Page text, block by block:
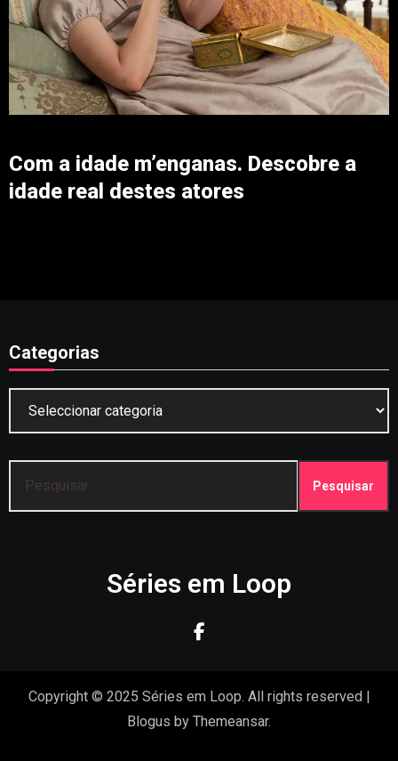
Com a idade m’enganas. Descobre a
idade real destes atores
Categorias
por:
Séries em Loop
Copyright © 2025 Séries em Loop. All rights reserved |
Blogus by Themeansar.